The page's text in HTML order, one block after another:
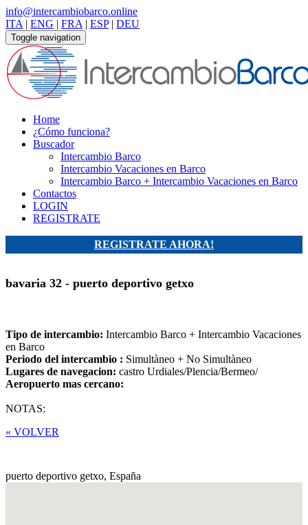
info@intercambiobarco.online
ITA | ENG | FRA | ESP| DEU
Toggle navigation
Home
¿Cómo funciona?
Buscador
Intercambio Barco
Intercambio Vacaciones en Barco
Intercambio Barco + Intercambio Vacaciones en Barco
Contactos
LOGIN
REGISTRATE
REGISTRATE AHORA!
bavaria 32 - puerto deportivo getxo
Tipo de intercambio: Intercambio Barco + Intercambio Vacaciones
en Barco
Periodo del intercambio : Simultàneo + No Simultàneo
Lugares de navegacion: castro Urdiales/Plencia/Bermeo/
Aeropuerto mas cercano:
NOTAS:
« VOLVER
puerto deportivo getxo, España